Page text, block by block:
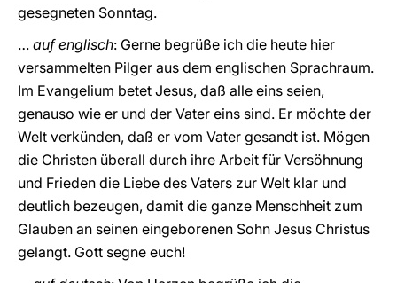
gesegneten Sonntag.
… auf englisch: Gerne begrüße ich die heute hier
versammelten Pilger aus dem englischen Sprachraum.
Im Evangelium betet Jesus, daß alle eins seien,
genauso wie er und der Vater eins sind. Er möchte der
Welt verkünden, daß er vom Vater gesandt ist. Mögen
die Christen überall durch ihre Arbeit für Versöhnung
und Frieden die Liebe des Vaters zur Welt klar und
deutlich bezeugen, damit die ganze Menschheit zum
Glauben an seinen eingeborenen Sohn Jesus Christus
gelangt. Gott segne euch!